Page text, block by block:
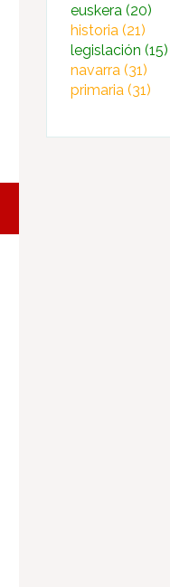
euskera(20)
historia(21)
legislación(15)
navarra(31)
primaria(31)